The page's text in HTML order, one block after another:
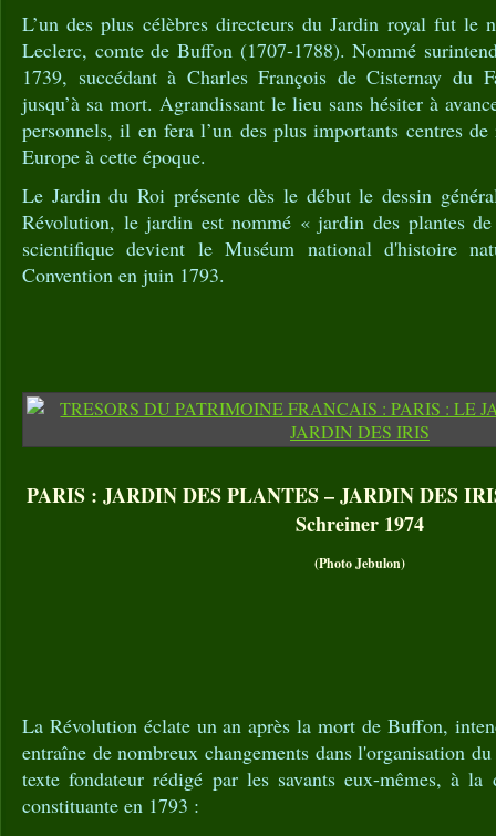
L’un des plus célèbres directeurs du Jardin royal fut le
Leclerc, comte de Buffon (1707-1788). Nommé
1739, succédant à Charles François de Cisternay du
jusqu’à sa mort. Agrandissant le lieu sans hésiter à
personnels, il en fera l’un des plus importants centres
Europe à cette époque.
Le Jardin du Roi présente dès le début le dessin
Révolution, le jardin est nommé « jardin des plantes de
scientifique devient le Muséum national d'histoire
Convention en juin 1793.
PARIS : JARDIN DES PLANTES – JARDIN DES
Schreiner 1974
(Photo Jebulon)
La Révolution éclate un an après la mort de Buffon,
entraîne de nombreux changements dans l'organisation
texte fondateur rédigé par les savants eux-mêmes, à la
constituante en 1793 :